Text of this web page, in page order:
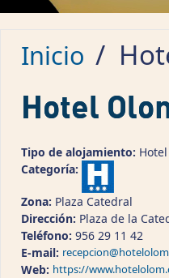
Inicio /
Hotel
Tipo de alojamiento: Hotel
Categoría:
Zona: Plaza Catedral
Dirección: Plaza de la
Teléfono: 956 29 11 42
E-mail:
Web: https://